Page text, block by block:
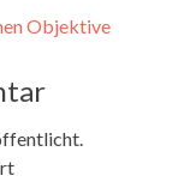
Objektive